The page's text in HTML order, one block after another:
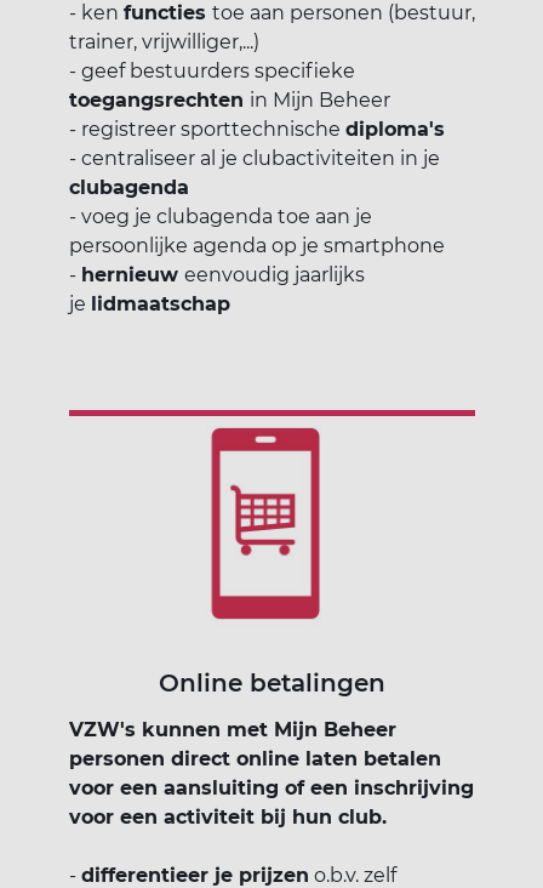
- ken functies toe aan personen (bestuur,
trainer, vrijwilliger,...)
- geef bestuurders specifieke
toegangsrechten in Mijn Beheer
- registreer sporttechnische diploma's
- centraliseer al je clubactiviteiten in je
clubagenda
- voeg je clubagenda toe aan je
persoonlijke agenda op je smartphone
- hernieuw eenvoudig jaarlijks
je lidmaatschap
Online betalingen
VZW's kunnen met Mijn Beheer
personen direct online laten betalen
voor een aansluiting of een inschrijving
voor een activiteit bij hun club.
- differentieer je prijzen o.b.v. zelf